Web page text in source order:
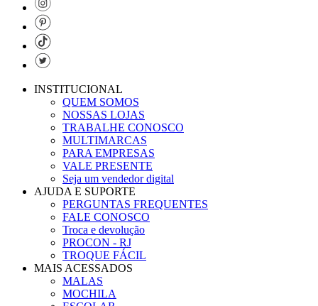
INSTITUCIONAL
QUEM SOMOS
NOSSAS LOJAS
TRABALHE CONOSCO
MULTIMARCAS
PARA EMPRESAS
VALE PRESENTE
Seja um vendedor digital
AJUDA E SUPORTE
PERGUNTAS FREQUENTES
FALE CONOSCO
Troca e devolução
PROCON - RJ
TROQUE FÁCIL
MAIS ACESSADOS
MALAS
MOCHILA